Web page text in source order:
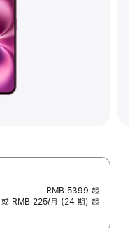
RMB 5399 起
或 RMB 225/月 (24 期) 起